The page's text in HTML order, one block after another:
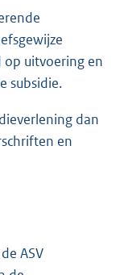
uitvoering en
subsidie.
dan
en
ASV